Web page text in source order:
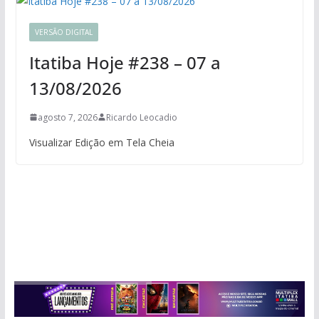
VERSÃO DIGITAL
Itatiba Hoje #238 – 07 a
13/08/2026
agosto 7, 2026 Ricardo Leocadio
Visualizar Edição em Tela Cheia